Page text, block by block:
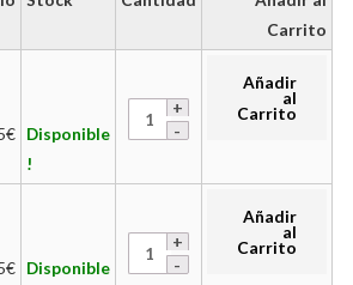
Carrito
€ Disponible
!
Añadir
al
Carrito
€ Disponible
Añadir
al
Carrito